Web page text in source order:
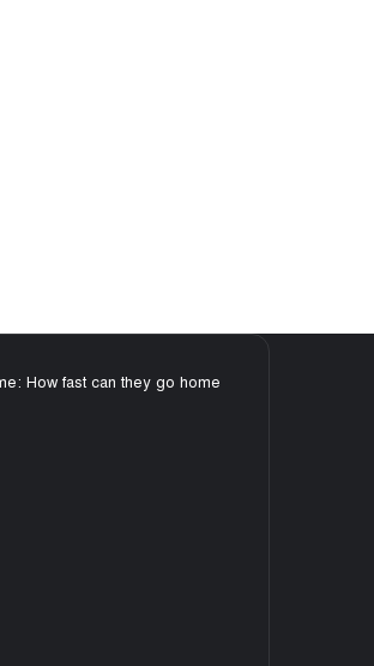
How fast can they go home